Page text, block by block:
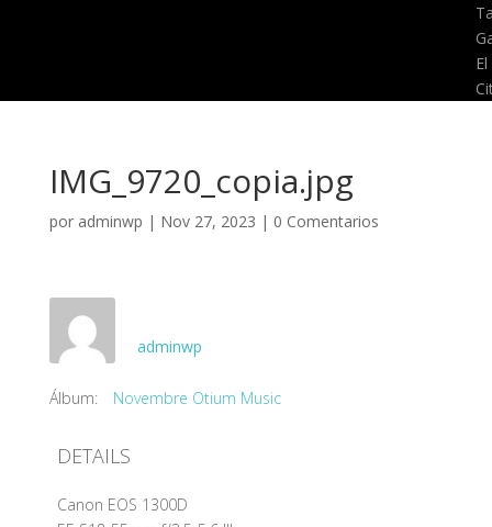
El
IMG_9720_copia.jpg
por adminwp | Nov 27, 2023 | 0 Comentarios
adminwp
Álbum: Novembre Otium Music
DETAILS
Canon EOS 1300D